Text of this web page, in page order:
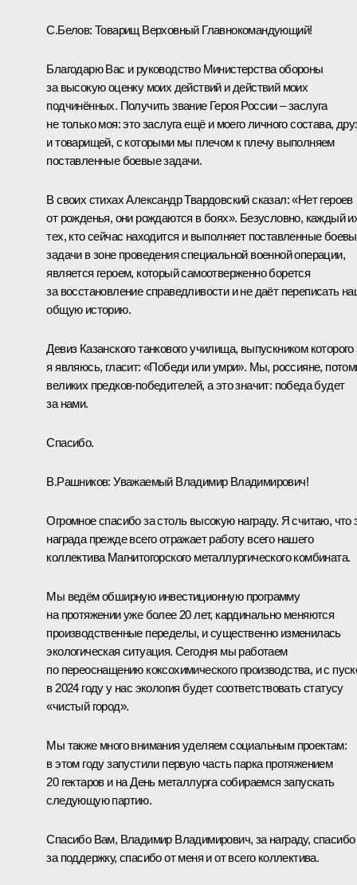
С.Белов: Товарищ Верховный Главнокомандующий!
Благодарю Вас и руководство Министерства обороны
за высокую оценку моих действий и действий моих
подчинённых. Получить звание Героя России – заслуга
не только моя: это заслуга ещё и моего личного состава,
и товарищей, с которыми мы плечом к плечу выполняем
поставленные боевые задачи.
В своих стихах Александр Твардовский сказал: «Нет героев
от рожденья, они рождаются в боях». Безусловно, каждый
тех, кто сейчас находится и выполняет поставленные
задачи в зоне проведения специальной военной операции,
является героем, который самоотверженно борется
за восстановление справедливости и не даёт переписать
общую историю.
Девиз Казанского танкового училища, выпускником которого
я являюсь, гласит: «Победи или умри». Мы, россияне,
великих предков-победителей, а это значит: победа будет
за нами.
Спасибо.
В.Рашников: Уважаемый Владимир Владимирович!
Огромное спасибо за столь высокую награду. Я считаю, что
награда прежде всего отражает работу всего нашего
коллектива Магнитогорского металлургического комбината.
Мы ведём обширную инвестиционную программу
на протяжении уже более 20 лет, кардинально меняются
производственные переделы, и существенно изменилась
экологическая ситуация. Сегодня мы работаем
по переоснащению коксохимического производства, и с
в 2024 году у нас экология будет соответствовать статусу
«чистый город».
Мы также много внимания уделяем социальным проектам:
в этом году запустили первую часть парка протяжением
20 гектаров и на День металлурга собираемся запускать
следующую партию.
Спасибо Вам, Владимир Владимирович, за награду, спасибо
за поддержку, спасибо от меня и от всего коллектива.